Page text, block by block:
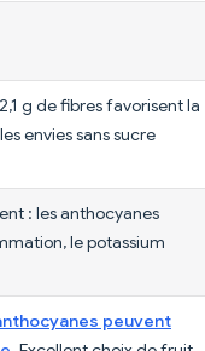
g de fibres favorisent la
envies sans sucre
: les anthocyanes
le potassium
peuvent